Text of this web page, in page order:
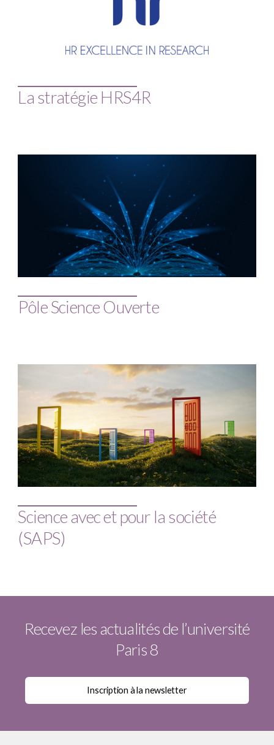
La stratégie HRS4R
Pôle Science Ouverte
Science avec et pour la société
(SAPS)
Recevez les actualités de l’université
Paris 8